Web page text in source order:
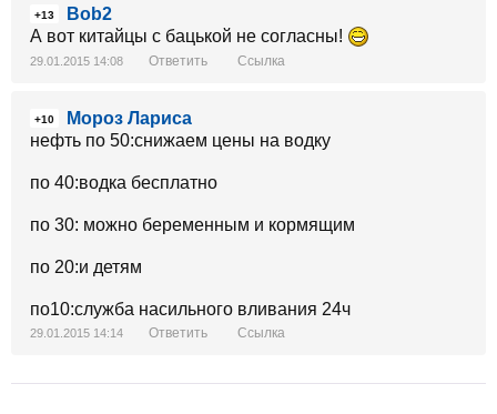
+13
Bob2
А вот китайцы с бацькой не согласны!
29.01.2015 14:08 Ответить Ссылка
+10
Мороз Лариса
нефть по 50:снижаем цены на водку
по 40:водка бесплатно
по 30: можно беременным и кормящим
по 20:и детям
по10:служба насильного вливания 24ч
29.01.2015 14:14 Ответить Ссылка